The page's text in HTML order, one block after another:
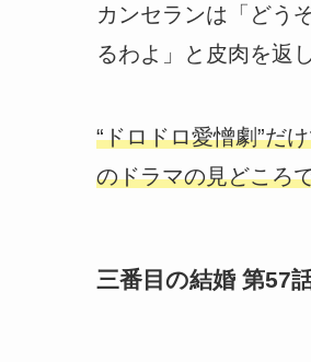
カンセランは「どう
るわよ」と皮肉を返
“ドロドロ愛憎劇”だ
のドラマの見どころ
三番目の結婚 第57